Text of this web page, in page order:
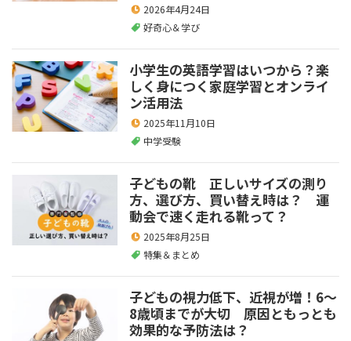
2026年4月24日
好奇心＆学び
小学生の英語学習はいつから？楽
しく身につく家庭学習とオンライ
ン活用法
2025年11月10日
中学受験
子どもの靴 正しいサイズの測り
方、選び方、買い替え時は？ 運
動会で速く走れる靴って？
2025年8月25日
特集＆まとめ
子どもの視力低下、近視が増！6～
8歳頃までが大切 原因ともっとも
効果的な予防法は？